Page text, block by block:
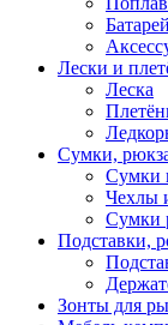
Лески и
Леска
Сумки,
Сумки
Чехлы
Сумки
Подставки,
Зонты для